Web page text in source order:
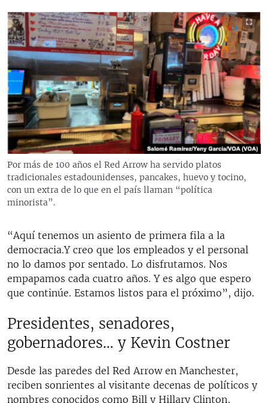
Por más de 100 años el Red Arrow ha servido platos
tradicionales estadounidenses, pancakes, huevo y tocino,
con un extra de lo que en el país llaman “política
minorista”.
“Aquí tenemos un asiento de primera fila a la
democracia.Y creo que los empleados y el personal
no lo damos por sentado. Lo disfrutamos. Nos
empapamos cada cuatro años. Y es algo que espero
que continúe. Estamos listos para el próximo”, dijo.
Presidentes, senadores,
gobernadores… y Kevin Costner
Desde las paredes del Red Arrow en Manchester,
reciben sonrientes al visitante decenas de políticos y
nombres conocidos como Bill y Hillary Clinton,